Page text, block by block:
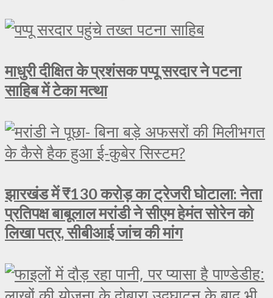
माधुरी दीक्षित के प्रशंसक पप्पू सरदार ने पटना
साहिब में टेका मत्था
झारखंड में ₹130 करोड़ का ट्रेजरी घोटाला: नेता
प्रतिपक्ष बाबूलाल मरांडी ने सीएम हेमंत सोरेन को
लिखा पत्र, सीबीआई जांच की मांग